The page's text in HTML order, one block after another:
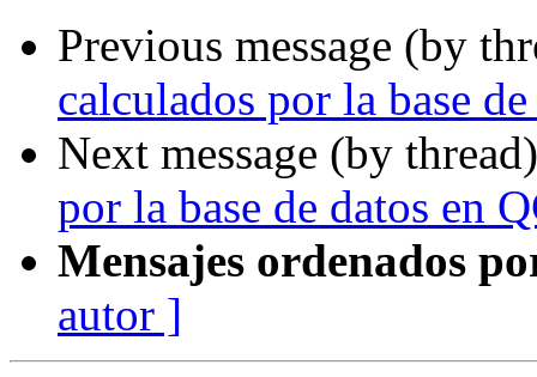
Previous message (by
calculados por la base
Next message (by
por la base de datos en
Mensajes ordenados
autor ]